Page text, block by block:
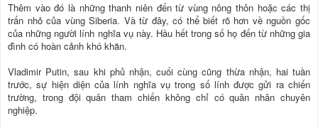
Thêm vào đó là những thanh niên đến từ vùng nông thôn hoặc các thị
trấn nhỏ của vùng Siberia. Và từ đây, có thể biết rõ hơn về nguồn gốc
của những người lính nghĩa vụ này. Hầu hết trong số họ đến từ những gia
đình có hoàn cảnh khó khăn.
Vladimir Putin, sau khi phủ nhận, cuối cùng cũng thừa nhận, hai tuần
trước, sự hiện diện của lính nghĩa vụ trong số lính được gửi ra chiến
trường, trong đội quân tham chiến không chỉ có quân nhân chuyên
nghiệp.